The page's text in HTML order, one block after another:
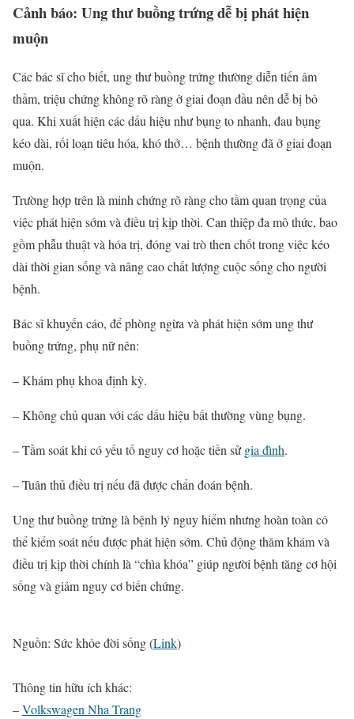
Cảnh báo: Ung thư buồng trứng dễ bị phát hiện
muộn
Các bác sĩ cho biết, ung thư buồng trứng thường diễn tiến âm
thầm, triệu chứng không rõ ràng ở giai đoạn đầu nên dễ bị bỏ
qua. Khi xuất hiện các dấu hiệu như bụng to nhanh, đau bụng
kéo dài, rối loạn tiêu hóa, khó thở… bệnh thường đã ở giai đoạn
muộn.
Trường hợp trên là minh chứng rõ ràng cho tầm quan trọng của
việc phát hiện sớm và điều trị kịp thời. Can thiệp đa mô thức, bao
gồm phẫu thuật và hóa trị, đóng vai trò then chốt trong việc kéo
dài thời gian sống và nâng cao chất lượng cuộc sống cho người
bệnh.
Bác sĩ khuyến cáo, để phòng ngừa và phát hiện sớm ung thư
buồng trứng, phụ nữ nên:
– Khám phụ khoa định kỳ.
– Không chủ quan với các dấu hiệu bất thường vùng bụng.
– Tầm soát khi có yếu tố nguy cơ hoặc tiền sửgia đình.
– Tuân thủ điều trị nếu đã được chẩn đoán bệnh.
Ung thư buồng trứng là bệnh lý nguy hiểm nhưng hoàn toàn có
thể kiểm soát nếu được phát hiện sớm. Chủ động thăm khám và
điều trị kịp thời chính là “chìa khóa” giúp người bệnh tăng cơ hội
sống và giảm nguy cơ biến chứng.
Nguồn: Sức khỏe đời sống (Link)
Thông tin hữu ích khác:
–Volkswagen Nha Trang